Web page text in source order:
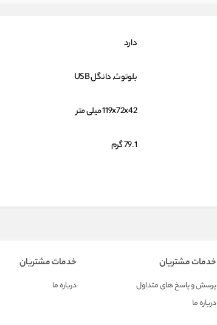
دارد
بلوتوث, دانگل USB
119x72x42 میلی متر
79.1 گرم
خدمات مشتریان
پرسش و پاسخ های متداول
درباره ما
خدمات مشتریان
درباره ما